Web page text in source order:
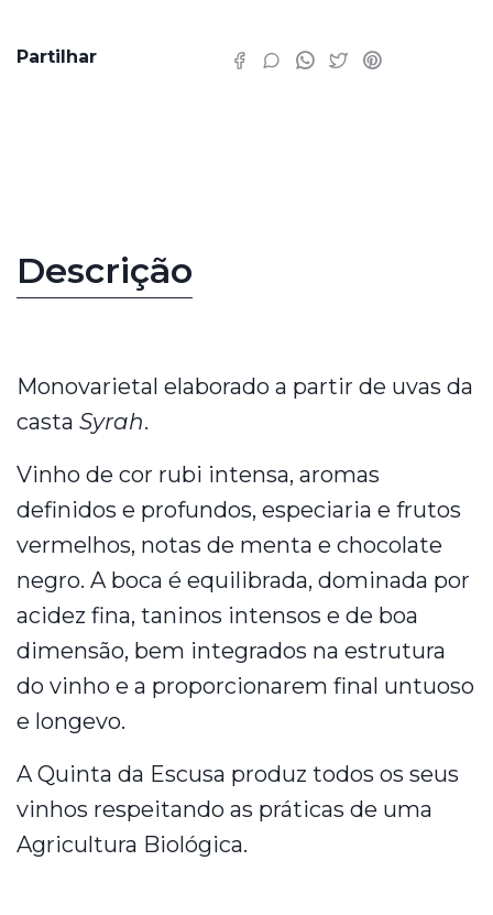
Partilhar
Descrição
Monovarietal elaborado a partir de uvas da
casta Syrah.
Vinho de cor rubi intensa, aromas
definidos e profundos, especiaria e frutos
vermelhos, notas de menta e chocolate
negro. A boca é equilibrada, dominada por
acidez fina, taninos intensos e de boa
dimensão, bem integrados na estrutura
do vinho e a proporcionarem final untuoso
e longevo.
A Quinta da Escusa produz todos os seus
vinhos respeitando as práticas de uma
Agricultura Biológica.